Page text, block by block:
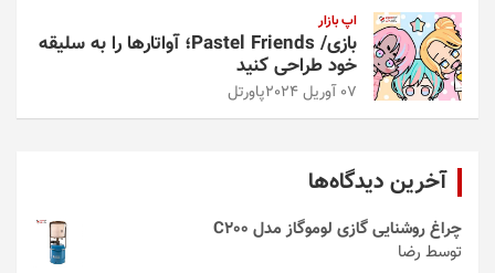
اپ بازار
بازی/ Pastel Friends؛ آواتارها را به سلیقه
خود طراحی کنید
07 آوریل 2024 پاورتل
آخرین دیدگاه‌ها
چراغ روشنایی گازی لوموگاز مدل C200
توسط رضا